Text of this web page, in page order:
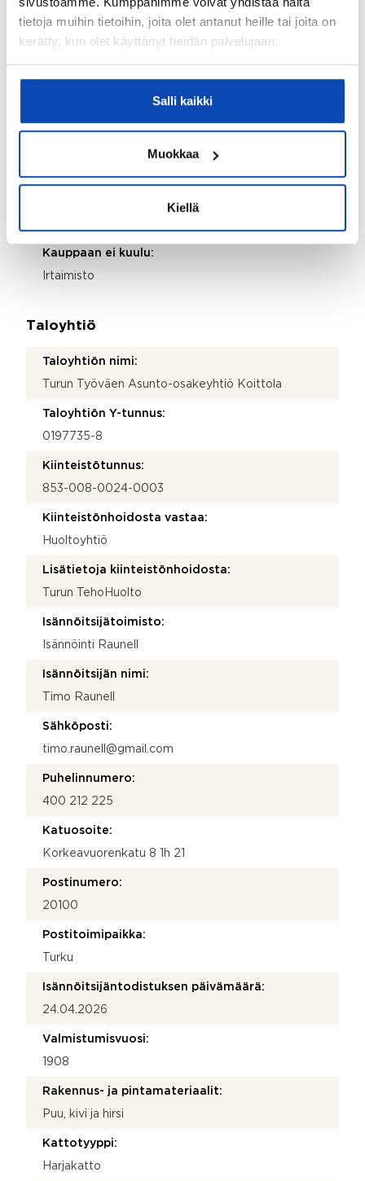
tietoja muihin tietoihin, joita olet antanut heille tai joita on
kerätty, kun olet käyttänyt heidän palvelujaan.
Salli kaikki
Muokkaa
Kiellä
Ei
Taloyhtiössä on antenni:
Kyllä
Kohde on liitetty tietoliikenneverkkoon:
Kohteen yleiskunto:
Kohde myydään kalustettuna:
Kauppaan ei kuulu:
Irtaimisto
Taloyhtiö
Taloyhtiön nimi:
Turun Työväen Asunto-osakeyhtiö Koittola
Taloyhtiön Y-tunnus:
0197735-8
Kiinteistötunnus:
853-008-0024-0003
Kiinteistönhoidosta vastaa:
Huoltoyhtiö
Lisätietoja kiinteistönhoidosta:
Turun TehoHuolto
Isännöitsijätoimisto:
Isännöinti Raunell
Isännöitsijän nimi:
Timo Raunell
Sähköposti:
timo.raunell@gmail.com
Puhelinnumero:
400 212 225
Katuosoite:
Korkeavuorenkatu 8 1h 21
Postinumero:
20100
Postitoimipaikka:
Turku
Isännöitsijäntodistuksen päivämäärä:
24.04.2026
Valmistumisvuosi:
1908
Rakennus- ja pintamateriaalit:
Puu, kivi ja hirsi
Kattotyyppi:
Harjakatto